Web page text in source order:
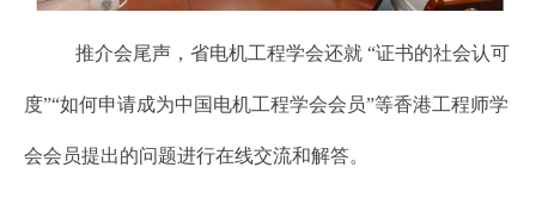
推介会尾声，省电机工程学会还就 “证书的社会认可
度”“如何申请成为中国电机工程学会会员”等香港工程师学
会会员提出的问题进行在线交流和解答。